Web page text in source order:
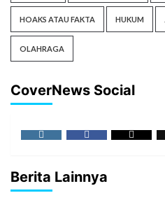
HOAKS ATAU FAKTA HUKUM
OLAHRAGA
CoverNews Social
Berita Lainnya